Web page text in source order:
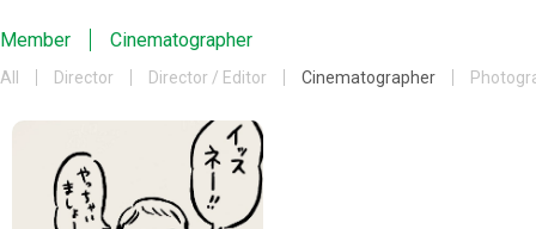
【小林 一成】所属のお知らせ
【桝宮 公平】所属のお知らせ
Member Cinematographer
All Director Director / Editor Cinematographer